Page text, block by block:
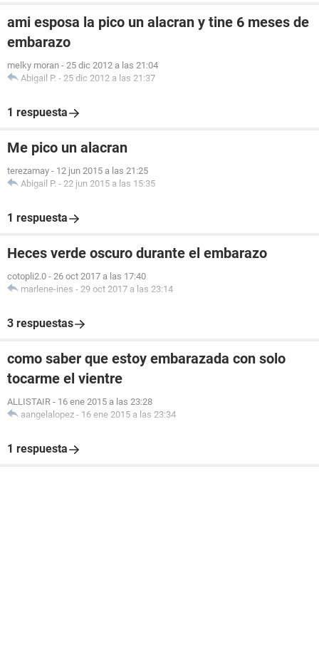
ami esposa la pico un alacran y tine 6 meses de
embarazo
melky moran - 25 dic 2012 a las 21:04
Abigail P. - 25 dic 2012 a las 21:37
1 respuesta
Me pico un alacran
terezamay - 12 jun 2015 a las 21:25
Abigail P. - 22 jun 2015 a las 15:35
1 respuesta
Heces verde oscuro durante el embarazo
cotopli2.0 - 26 oct 2017 a las 17:40
marlene-ines - 29 oct 2017 a las 23:14
3 respuestas
como saber que estoy embarazada con solo
tocarme el vientre
ALLISTAIR - 16 ene 2015 a las 23:28
aangelalopez - 16 ene 2015 a las 23:34
1 respuesta